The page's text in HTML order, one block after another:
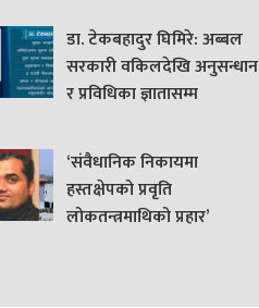
डा. टेकबहादुर घिमिरे: अब्बल
सरकारी वकिलदेखि अनुसन्धान
र प्रविधिका ज्ञातासम्म
‘संवैधानिक निकायमा
हस्तक्षेपको प्रवृति
लोकतन्त्रमाथिको प्रहार’